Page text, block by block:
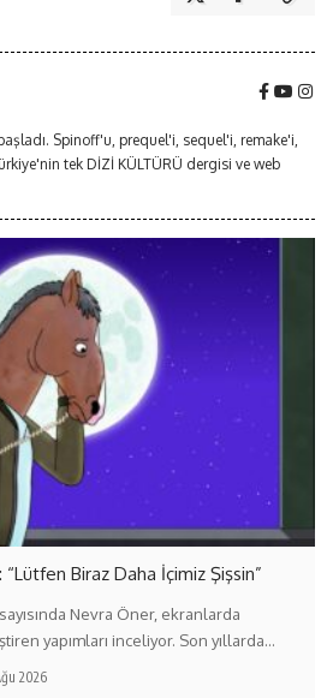
Spinoff'u, prequel'i, sequel'i, remake'i,
tek DİZİ KÜLTÜRÜ dergisi ve web
“Lütfen Biraz Daha İçimiz Şişsin”
Nevra Öner, ekranlarda
yapımları inceliyor. Son yıllarda…
2026